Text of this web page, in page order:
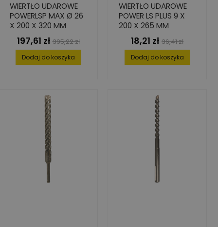
WIERTŁO UDAROWE
POWERLSP MAX Ø 26
X 200 X 320 MM
Cena
197,61 zł Cena
podstawowa
395,22 zł
Dodaj do koszyka
WIERTŁO UDAROWE
POWER LS PLUS 9 X
200 X 265 MM
Cena
18,21 zł Cena
podstawowa
36,41 zł
Dodaj do koszyka